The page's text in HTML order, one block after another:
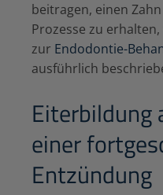
beitragen, einen
Prozesse zu
zur Endodontie-
ausführlich
Eiterbildung
einer
Entzündung